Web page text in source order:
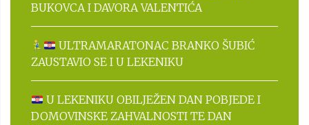
BUKOVCA I DAVORA VALENTIĆA
ULTRAMARATONAC BRANKO ŠUBIĆ
ZAUSTAVIO SE I U LEKENIKU
U LEKENIKU OBILJEŽEN DAN POBJEDE I
DOMOVINSKE ZAHVALNOSTI TE DAN